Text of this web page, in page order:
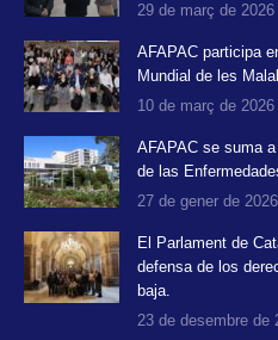
29 de març de 2026
AFAPAC participa
Mundial de les
10 de març de 2026
AFAPAC se suma
de las
27 de gener de 2026
El Parlament de
defensa de los
baja.
23 de desembre de